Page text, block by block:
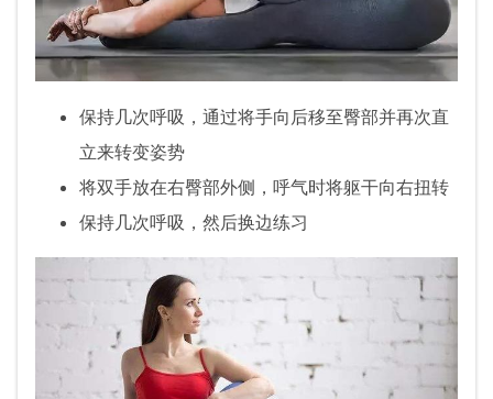
保持几次呼吸，通过将手向后移至臀部并再次直
立来转变姿势
将双手放在右臀部外侧，呼气时将躯干向右扭转
保持几次呼吸，然后换边练习